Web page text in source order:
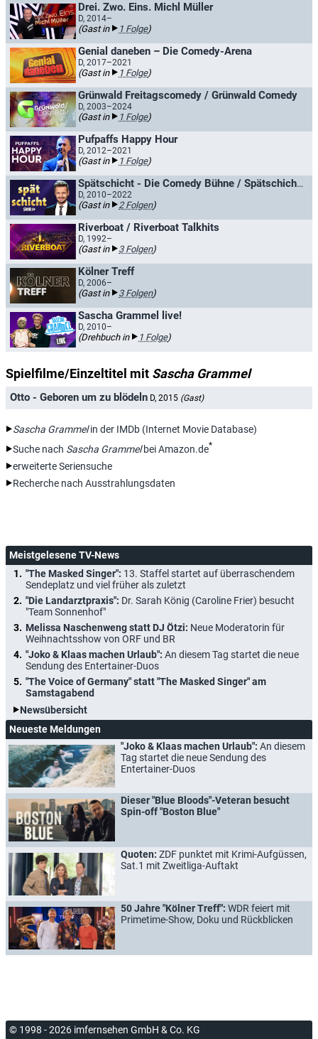
Drei. Zwo. Eins. Michl Müller
D, 2014–
(Gast in 1 Folge)
Genial daneben – Die Comedy-Arena
D, 2017–2021
(Gast in 1 Folge)
Grünwald Freitagscomedy / Grünwald Comedy
D, 2003–2024
(Gast in 1 Folge)
Pufpaffs Happy Hour
D, 2012–2021
(Gast in 1 Folge)
Spätschicht - Die Comedy Bühne / Spätschicht - Die SWR Comedy Bühne
D, 2010–2022
(Gast in 2 Folgen)
Riverboat / Riverboat Talkhits
D, 1992–
(Gast in 3 Folgen)
Kölner Treff
D, 2006–
(Gast in 3 Folgen)
Sascha Grammel live!
D, 2010–
(Drehbuch in 1 Folge)
Spielfilme/Einzeltitel mit Sascha Grammel
Otto - Geboren um zu blödeln D, 2015 (Gast)
Sascha Grammelin der IMDb (Internet Movie Database)
Suche nach Sascha Grammelbei Amazon.de*
erweiterte Seriensuche
Recherche nach Ausstrahlungsdaten
Meistgelesene TV-News
"The Masked Singer": 13. Staffel startet auf überraschendem
Sendeplatz und viel früher als zuletzt
"Die Landarztpraxis": Dr. Sarah König (Caroline Frier) besucht
"Team Sonnenhof"
Melissa Naschenweng statt DJ Ötzi: Neue Moderatorin für
Weihnachtsshow von ORF und BR
"Joko & Klaas machen Urlaub": An diesem Tag startet die neue
Sendung des Entertainer-Duos
"The Voice of Germany" statt "The Masked Singer" am
Samstagabend
Newsübersicht
Neueste Meldungen
"Joko & Klaas machen Urlaub": An diesem
Tag startet die neue Sendung des
Entertainer-Duos
Dieser "Blue Bloods"-Veteran besucht
Spin-off "Boston Blue"
Quoten: ZDF punktet mit Krimi-Aufgüssen,
Sat.1 mit Zweitliga-Auftakt
50 Jahre "Kölner Treff": WDR feiert mit
Primetime-Show, Doku und Rückblicken
© 1998 - 2026 imfernsehen GmbH & Co. KG